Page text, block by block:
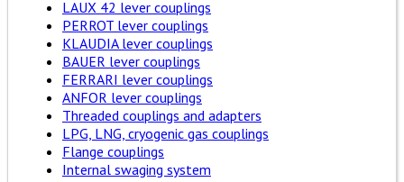
LAUX 42 lever couplings
PERROT lever couplings
KLAUDIA lever couplings
BAUER lever couplings
FERRARI lever couplings
ANFOR lever couplings
Threaded couplings and adapters
LPG, LNG, cryogenic gas couplings
Flange couplings
Internal swaging system